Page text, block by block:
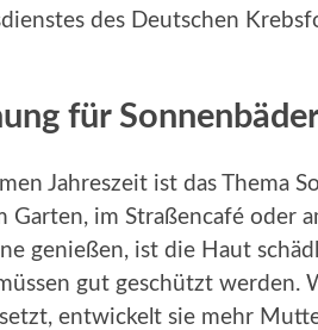
des Deutschen
für
Jahreszeit ist das Thema
Garten, im Straßencafé oder
genießen, ist die Haut
gut geschützt
entwickelt sie mehr